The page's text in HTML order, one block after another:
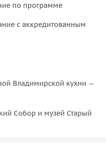
по программе
с аккредитованным
Владимирской кухни —
Собор и музей Старый